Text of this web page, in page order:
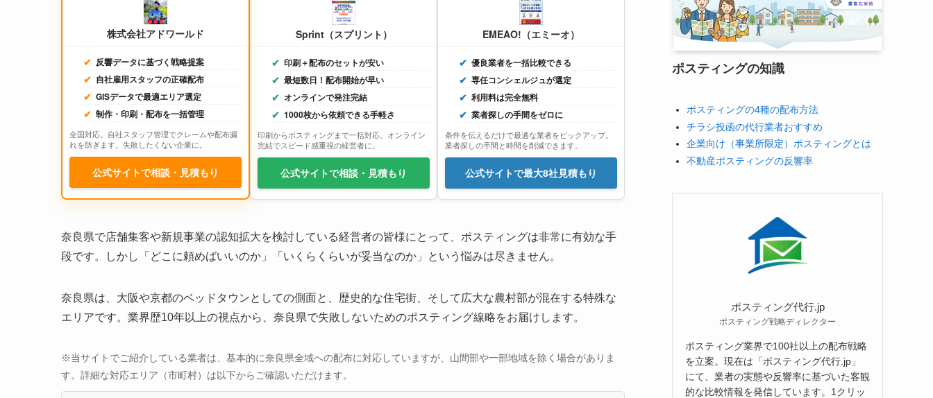
株式会社アドワールド
反響データに基づく戦略提案
自社雇用スタッフの正確配布
GISデータで最適エリア選定
制作・印刷・配布を一括管理
全国対応。自社スタッフ管理でクレームや配布漏
れを防ぎます。失敗したくない企業に。
公式サイトで相談・見積もり
Sprint（スプリント）
印刷＋配布のセットが安い
最短数日！配布開始が早い
オンラインで発注完結
1000枚から依頼できる手軽さ
印刷からポスティングまで一括対応。オンライン
完結でスピード感重視の経営者に。
公式サイトで相談・見積もり
EMEAO!（エミーオ）
優良業者を一括比較できる
専任コンシェルジュが選定
利用料は完全無料
業者探しの手間をゼロに
条件を伝えるだけで最適な業者をピックアップ。
業者探しの手間と時間を削減できます。
公式サイトで最大8社見積もり
奈良県で店舗集客や新規事業の認知拡大を検討している経営者の皆様にとって、ポスティングは非常に有効な手
段です。しかし「どこに頼めばいいのか」「いくらくらいが妥当なのか」という悩みは尽きません。
奈良県は、大阪や京都のベッドタウンとしての側面と、歴史的な住宅街、そして広大な農村部が混在する特殊な
エリアです。業界歴10年以上の視点から、奈良県で失敗しないためのポスティング線略をお届けします。
※当サイトでご紹介している業者は、基本的に奈良県全域への配布に対応していますが、山間部や一部地域を除く場合がありま
す。詳細な対応エリア（市町村）は以下からご確認いただけます。
ポスティングの知識
ポスティングの4種の配布方法
チラシ投函の代行業者おすすめ
企業向け（事業所限定）ポスティングとは
不動産ポスティングの反響率
ポスティング代行.jp
ポスティング戦略ディレクター
ポスティング業界で100社以上の配布戦略
を立案。現在は「ポスティング代行.jp」
にて、業者の実態や反響率に基づいた客観
的な比較情報を発信しています。1クリッ